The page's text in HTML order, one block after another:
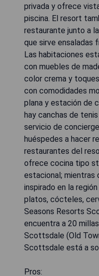
privada y ofrece
piscina. El resort
restaurante junto a
que sirve ensaladas
Las habitaciones
con muebles de
color crema y
con comodidades
plana y estación de
hay canchas de
servicio de
huéspedes a hacer
restaurantes del
ofrece cocina tipo
estacional; mientras
inspirado en la
platos, cócteles,
Seasons Resorts
encuentra a 20
Scottsdale (Old
Scottsdale está a
Pros: